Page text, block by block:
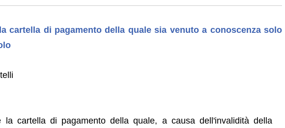
cartella di pagamento della quale sia venuto a conoscenza solo
la cartella di pagamento della quale, a causa dell'invalidità della